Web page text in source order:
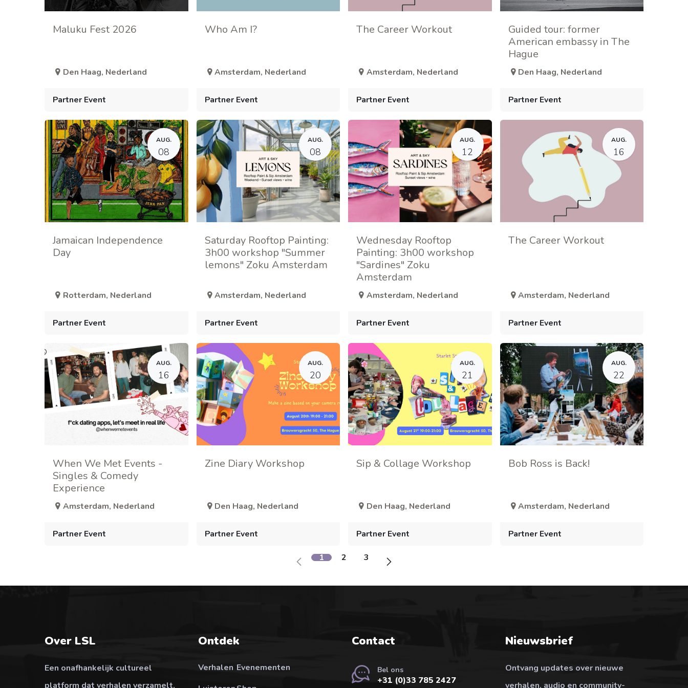
Maluku Fest 2026
Den Haag, Nederland
Partner Event
Who Am I?
Amsterdam, Nederland
Partner Event
The Career Workout
Amsterdam, Nederland
Partner Event
Guided tour: former
American embassy in The
Hague
Den Haag, Nederland
Partner Event
AUG.
08
Jamaican Independence
Day
Rotterdam, Nederland
Partner Event
AUG.
08
Saturday Rooftop Painting:
3h00 workshop "Summer
lemons" Zoku Amsterdam
Amsterdam, Nederland
Partner Event
AUG.
12
Wednesday Rooftop
Painting: 3h00 workshop
"Sardines" Zoku
Amsterdam
Amsterdam, Nederland
Partner Event
AUG.
16
The Career Workout
Amsterdam, Nederland
Partner Event
AUG.
16
When We Met Events -
Singles & Comedy
Experience
Amsterdam, Nederland
Partner Event
AUG.
20
Zine Diary Workshop
Den Haag, Nederland
Partner Event
AUG.
21
Sip & Collage Workshop
Den Haag, Nederland
Partner Event
AUG.
22
Bob Ross is Back!
Amsterdam, Nederland
Partner Event
1 2 3
Over LSL
Een onafhankelijk cultureel
platform dat verhalen verzamelt,
Ontdek
Verhalen Evenementen
Contact
Bel ons
+31 (0)33 785 2427
Nieuwsbrief
Ontvang updates over nieuwe
verhalen, audio en community-